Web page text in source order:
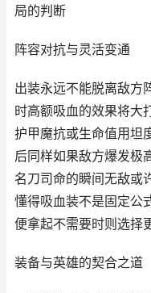
局的判断
阵容对抗与灵活变通
出装永远不能脱离敌方
时高额吸血的效果将大
护甲魔抗或生命值用坦
后同样如果敌方爆发极
名刀司命的瞬间无敌或
懂得吸血装不是固定公
便拿起不需要时则选择
装备与英雄的契合之道